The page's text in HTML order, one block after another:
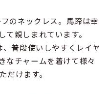
～
のネックレス。馬蹄は幸
て親しまれています。
普段使いしやすくレイヤ
なチャームを着けて様々
だけます。